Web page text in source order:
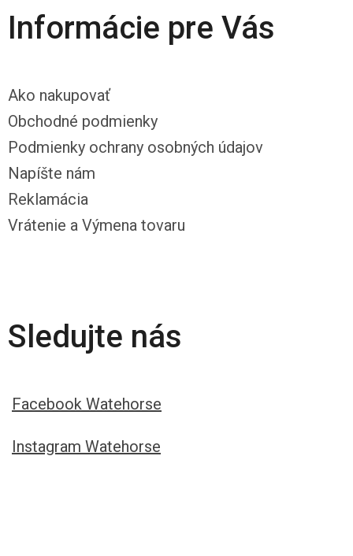
Informácie pre Vás
Ako nakupovať
Obchodné podmienky
Podmienky ochrany osobných údajov
Napíšte nám
Reklamácia
Vrátenie a Výmena tovaru
Sledujte nás
Facebook Watehorse
Instagram Watehorse